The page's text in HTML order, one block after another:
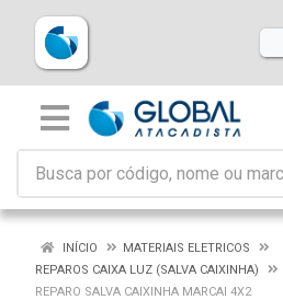
INÍCIO
MATERIAIS ELETRICOS
REPAROS CAIXA LUZ (SALVA CAIXINHA)
REPARO SALVA CAIXINHA MARCAI 4X2